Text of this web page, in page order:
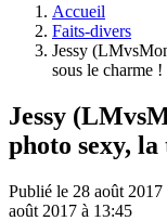
Accueil
Faits-divers
Jessy
sous le charme !
Jessy
photo sexy, la
Publié le 28 août 2017
août 2017 à 13:45